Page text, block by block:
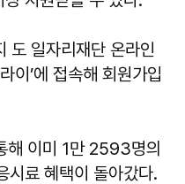
도 일자리재단 온라인
이’에 접속해 회원가입
해 이미 1만 2593명의
시료 혜택이 돌아갔다.